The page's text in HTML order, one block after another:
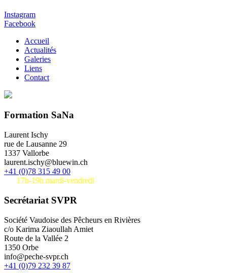
Instagram
Facebook
Accueil
Actualités
Galeries
Liens
Contact
Formation SaNa
Laurent Ischy
rue de Lausanne 29
1337 Vallorbe
laurent.ischy@bluewin.ch
+41 (0)78 315 49 00
17h-19h mardi-vendredi
Secrétariat SVPR
Société Vaudoise des Pêcheurs en Rivières
c/o Karima Ziaoullah Amiet
Route de la Vallée 2
1350 Orbe
info@peche-svpr.ch
+41 (0)79 232 39 87